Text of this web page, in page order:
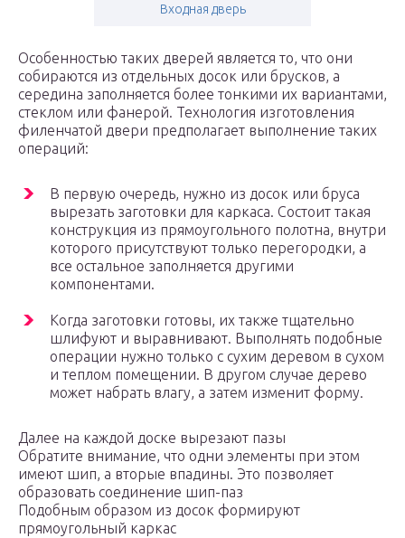
Входная дверь
Особенностью таких дверей является то, что они
собираются из отдельных досок или брусков, а
середина заполняется более тонкими их вариантами,
стеклом или фанерой. Технология изготовления
филенчатой двери предполагает выполнение таких
операций:
В первую очередь, нужно из досок или бруса
вырезать заготовки для каркаса. Состоит такая
конструкция из прямоугольного полотна, внутри
которого присутствуют только перегородки, а
все остальное заполняется другими
компонентами.
Когда заготовки готовы, их также тщательно
шлифуют и выравнивают. Выполнять подобные
операции нужно только с сухим деревом в сухом
и теплом помещении. В другом случае дерево
может набрать влагу, а затем изменит форму.
Далее на каждой доске вырезают пазы
Обратите внимание, что одни элементы при этом
имеют шип, а вторые впадины. Это позволяет
образовать соединение шип-паз
Подобным образом из досок формируют
прямоугольный каркас